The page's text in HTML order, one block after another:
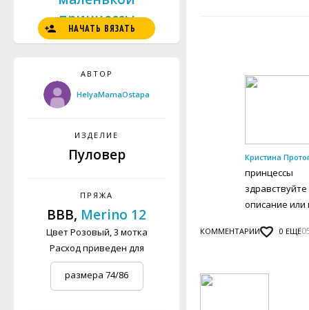
принцессы
НАЧАТЬ ВЯЗАТЬ
АВТОР
HelyaMamaOstapa
ИЗДЕЛИЕ
Пуловер
ПРЯЖА
BBB, Merino 12
Цвет Розовый, 3 мотка
Расход приведен для
размера 74/86
Кристина
принцессы
описание или
КОММЕНТАРИИ 0 ЕЩЁ